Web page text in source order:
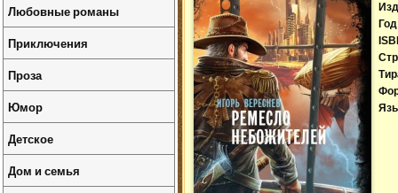
Любовные романы
Приключения
Проза
Юмор
Детское
Дом и семья